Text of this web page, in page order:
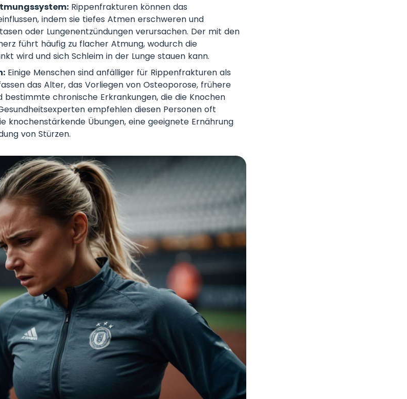
Rippenfrakturen können das
indem sie tiefes Atmen erschweren und
oder Lungenentzündungen verursachen. Der mit den
führt häufig zu flacher Atmung, wodurch die
wird und sich Schleim in der Lunge stauen kann.
Einige Menschen sind anfälliger für Rippenfrakturen als
das Alter, das Vorliegen von Osteoporose, frühere
bestimmte chronische Erkrankungen, die die Knochen
empfehlen diesen Personen oft
knochenstärkende Übungen, eine geeignete Ernährung
von Stürzen.